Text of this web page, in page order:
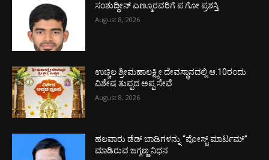
ಸಂಶುದ್ಧೀನ್ ಎಣ್ಮೂರವರಿಗೆ ಪ.ಗೋ ಪ್ರಶಸ್ತಿ
August 8, 2026
ಉಚ್ಚಿಲ ಶ್ರೀಮಹಾಲಕ್ಷ್ಮೀ ದೇವಸ್ಥಾನದಲ್ಲಿ ಆ.10ರಂದು
ವಿಶೇಷ ತುಪ್ಪದ ಅಪ್ಪ ಸೇವೆ
August 8, 2026
ಹಲವಾರು ಡೆಡ್ ಬಾಡಿಗಳನ್ನು “ಪೋಸ್ಟ್ ಮಾರ್ಟಮ್”
ಮಾಡಿರುವ ಜಗ್ಗಣ್ಣ ನಿಧನ